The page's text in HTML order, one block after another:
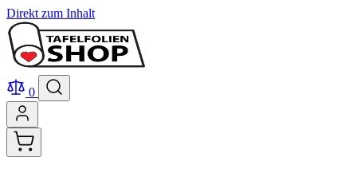
Direkt zum Inhalt
0